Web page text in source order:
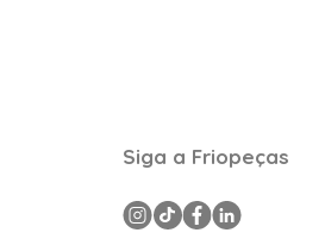
Siga a Friopeças